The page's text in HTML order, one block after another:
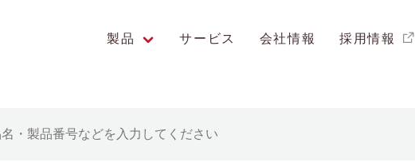
イエンス研究への貢献
製品 サービス 会社情報 採用情報